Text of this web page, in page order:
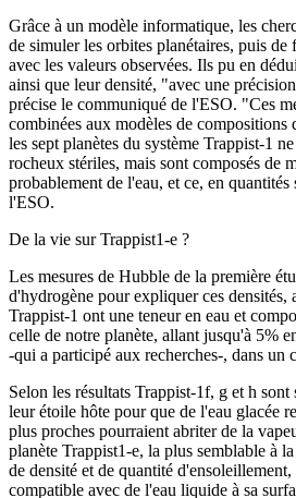
Grâce à un modèle informatique, les
de simuler les orbites planétaires, puis
avec les valeurs observées. Ils pu en
ainsi que leur densité, "avec une
précise le communiqué de l'ESO. "Ces
combinées aux modèles de compositions
les sept planètes du système Trappist-1
rocheux stériles, mais sont composés de
probablement de l'eau, et ce, en
l'ESO.
De la vie sur Trappist1-e ?
Les mesures de Hubble de la première
d'hydrogène pour expliquer ces densités,
Trappist-1 ont une teneur en eau et
celle de notre planète, allant jusqu'à 5%
-qui a participé aux recherches-, dans un
Selon les résultats Trappist-1f, g et h
leur étoile hôte pour que de l'eau glacée
plus proches pourraient abriter de la
planète Trappist1-e, la plus semblable à
de densité et de quantité
compatible avec de l'eau liquide à sa